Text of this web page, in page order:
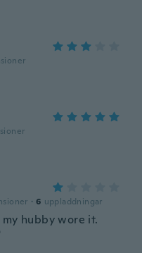
· 6 uppladdningar
hubby wore it.